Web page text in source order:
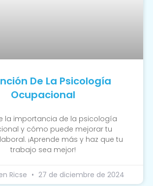
De La Psicología
Ocupacional
la importancia de la psicología
y cómo puede mejorar tu
¡Aprende más y haz que tu
trabajo sea mejor!
Ricse 27 de diciembre de 2024